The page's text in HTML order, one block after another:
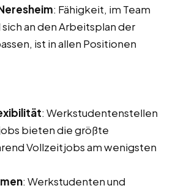
: Fähigkeit, im Team
an den Arbeitsplan der
ist in allen Positionen
: Werkstudentenstellen
bieten die größte
Vollzeitjobs am wenigsten
: Werkstudenten und